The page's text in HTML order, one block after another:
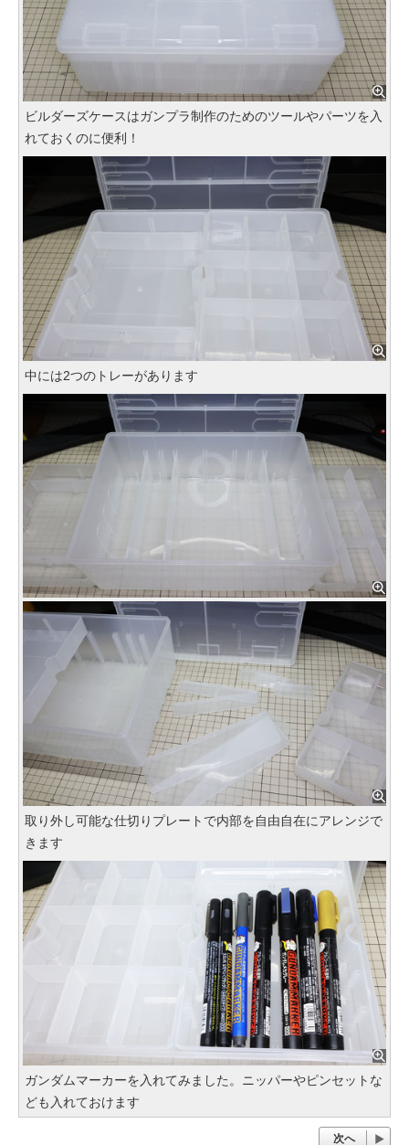
ビルダーズケースはガンプラ制作のためのツールやパーツを入
れておくのに便利！
中には2つのトレーがあります
取り外し可能な仕切りプレートで内部を自由自在にアレンジで
きます
ガンダムマーカーを入れてみました。ニッパーやピンセットな
ども入れておけます
次へ